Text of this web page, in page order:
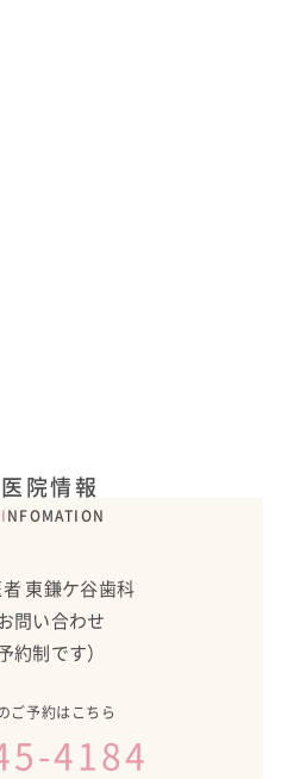
医院情報
INFOMATION
東鎌ケ谷歯科
問い合わせ
約制です）
ご予約はこちら
4184